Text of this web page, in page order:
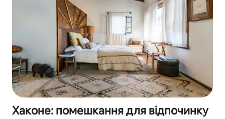
Хаконе: помешкання для відпочинку